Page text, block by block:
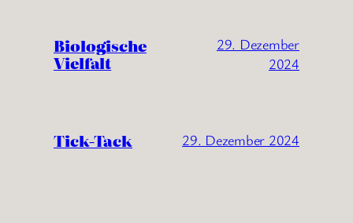
Biologische
Vielfalt
29. Dezember
2024
Tick-Tack 29. Dezember 2024